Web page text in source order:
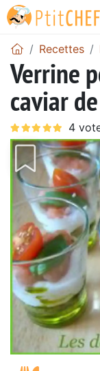
Recettes
Verrine
caviar